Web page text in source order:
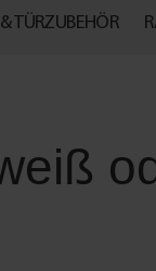
TÜRZUBEHÖR